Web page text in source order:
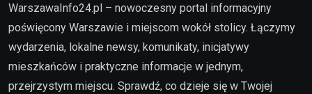
WarszawaInfo24.pl – nowoczesny portal informacyjny
poświęcony Warszawie i miejscom wokół stolicy. Łączymy
wydarzenia, lokalne newsy, komunikaty, inicjatywy
mieszkańców i praktyczne informacje w jednym,
przejrzystym miejscu. Sprawdź, co dzieje się w Twojej